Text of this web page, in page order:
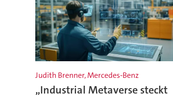
Judith Brenner, Mercedes-Benz
„Industrial Metaverse steckt